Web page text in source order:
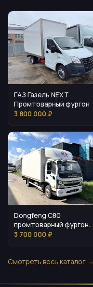
ГАЗ Газель NEXT
Промтоварный фургон
3 800 000 ₽
Dongfeng C80
промтоварный фургон
2024 года
3 700 000 ₽
Смотреть весь каталог →